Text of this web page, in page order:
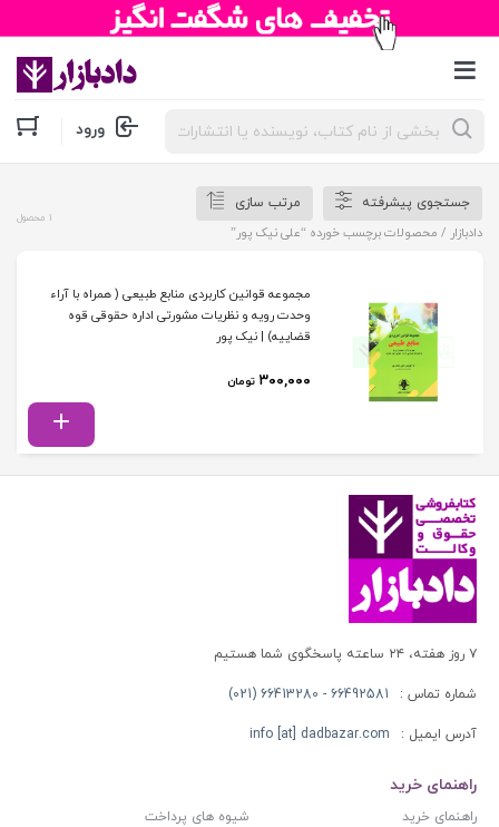
جستجوی
محصولات ورود
جستجوی پیشرفته
مرتب سازی
دادبازار / محصولات برچسب خورده “علی نیک پور”
1 محصول
مجموعه قوانین کاربردی منابع طبیعی ( همراه با آراء
وحدت رویه و نظریات مشورتی اداره حقوقی قوه
قضاییه) | نیک پور
۳۰۰,۰۰۰ تومان
۷ روز هفته، ۲۴ ساعته پاسخگوی شما هستیم
شماره تماس : 66492581 - 66413280 (021)
آدرس ایمیل : info [at] dadbazar.com
راهنمای خرید
راهنمای خرید
شیوه های پرداخت